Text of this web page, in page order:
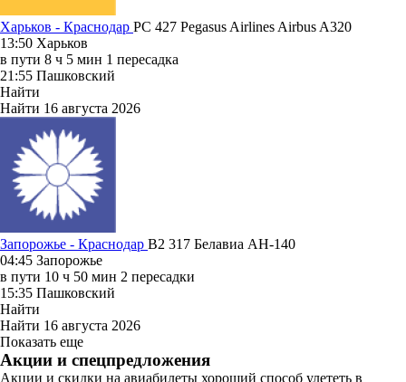
Харьков - Краснодар PC 427 Pegasus Airlines Airbus A320
13:50 Харьков
в пути 8 ч 5 мин 1 пересадка
21:55 Пашковский
Найти
Найти 16 августа 2026
Запорожье - Краснодар B2 317 Белавиа АН-140
04:45 Запорожье
в пути 10 ч 50 мин 2 пересадки
15:35 Пашковский
Найти
Найти 16 августа 2026
Показать еще
Акции и спецпредложения
Акции и скидки на авиабилеты хороший способ улететь в